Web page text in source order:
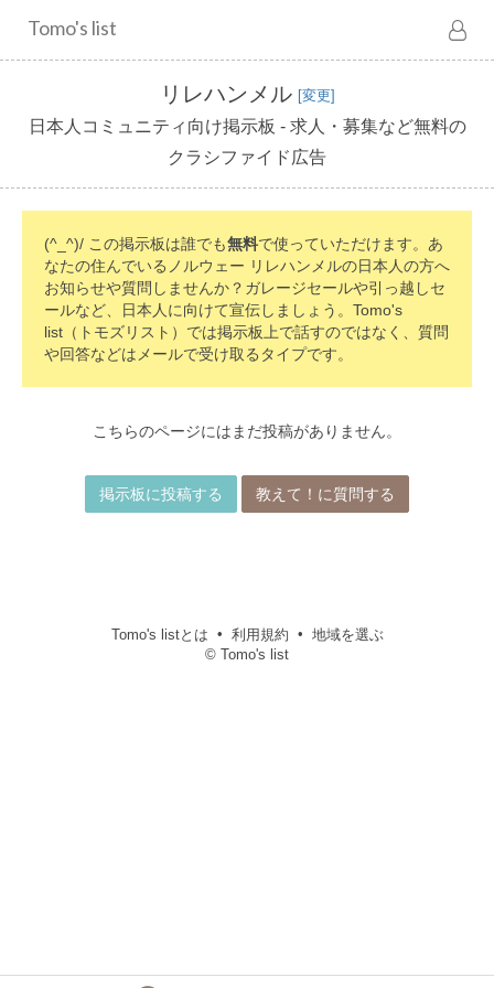
Tomo's list
リレハンメル [変更]
日本人コミュニティ向け掲示板 - 求人・募集など無料の
クラシファイド広告
(^_^)/ この掲示板は誰でも無料で使っていただけます。あ
なたの住んでいるノルウェー リレハンメルの日本人の方へ
お知らせや質問しませんか？ガレージセールや引っ越しセ
ールなど、日本人に向けて宣伝しましょう。Tomo's
list（トモズリスト）では掲示板上で話すのではなく、質問
や回答などはメールで受け取るタイプです。
こちらのページにはまだ投稿がありません。
掲示板に投稿する 教えて！に質問する
Tomo's listとは 利用規約
地域を選ぶ
© Tomo's list